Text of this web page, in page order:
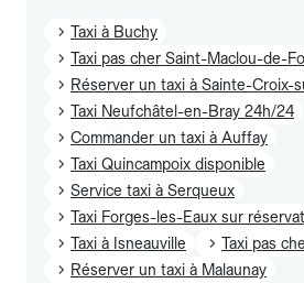
Taxi à Buchy
Taxi pas cher Saint-Maclou-de-
Réserver un taxi à Sainte-Croix-
Taxi Neufchâtel-en-Bray 24h/24
Commander un taxi à Auffay
Taxi Quincampoix disponible
Service taxi à Serqueux
Taxi Forges-les-Eaux sur
Taxi à Isneauville
Taxi pas
Réserver un taxi à Malaunay